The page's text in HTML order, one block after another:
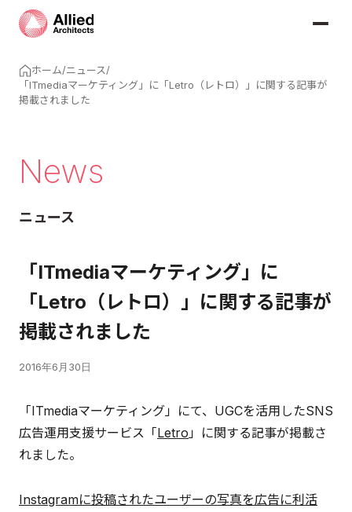
ホーム/ニュース/
「ITmediaマーケティング」に「Letro（レトロ）」に関する記事が
掲載されました
News
ニュース
「ITmediaマーケティング」に
「Letro（レトロ）」に関する記事が
掲載されました
2016年6月30日
「ITmediaマーケティング」にて、UGCを活用したSNS
広告運用支援サービス「Letro 」に関する記事が掲載さ
れました。
Instagramに投稿されたユーザーの写真を広告に利活